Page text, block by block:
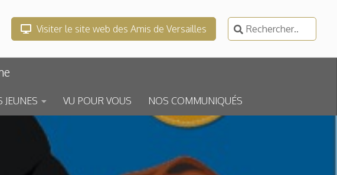
Visiter le site web des Amis de Versailles
Rechercher :
JEUNES VU POUR VOUS NOS COMMUNIQUÉS